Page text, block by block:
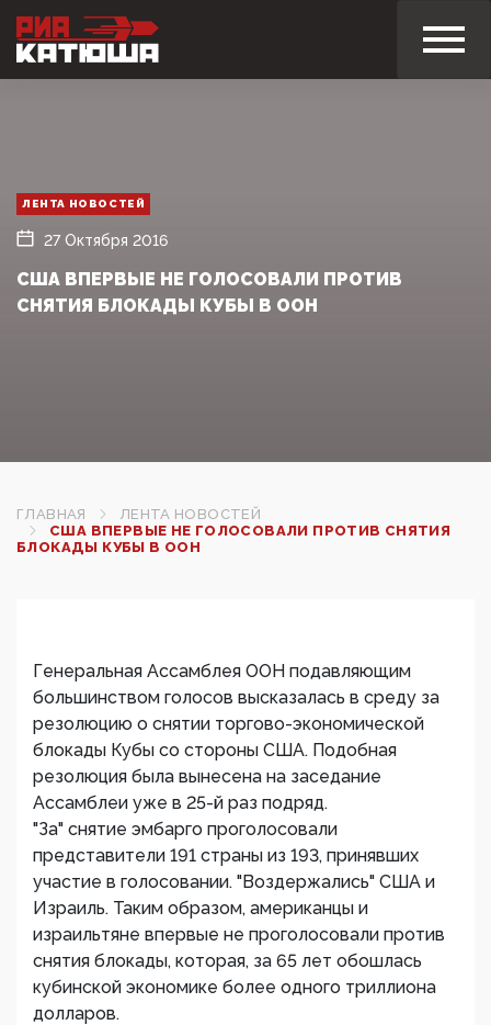
ЛЕНТА НОВОСТЕЙ
27 Октября 2016
США ВПЕРВЫЕ НЕ ГОЛОСОВАЛИ ПРОТИВ
СНЯТИЯ БЛОКАДЫ КУБЫ В ООН
ГЛАВНАЯ
ЛЕНТА НОВОСТЕЙ
США ВПЕРВЫЕ НЕ ГОЛОСОВАЛИ ПРОТИВ СНЯТИЯ
БЛОКАДЫ КУБЫ В ООН
Генеральная Ассамблея ООН подавляющим
большинством голосов высказалась в среду за
резолюцию о снятии торгово-экономической
блокады Кубы со стороны США. Подобная
резолюция была вынесена на заседание
Ассамблеи уже в 25-й раз подряд.
"За" снятие эмбарго проголосовали
представители 191 страны из 193, принявших
участие в голосовании. "Воздержались" США и
Израиль. Таким образом, американцы и
израильтяне впервые не проголосовали против
снятия блокады, которая, за 65 лет обошлась
кубинской экономике более одного триллиона
долларов.